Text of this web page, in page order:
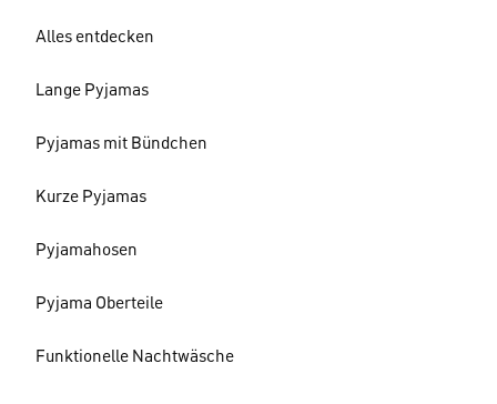
Alles entdecken
Lange Pyjamas
Pyjamas mit Bündchen
Kurze Pyjamas
Pyjamahosen
Pyjama Oberteile
Funktionelle Nachtwäsche